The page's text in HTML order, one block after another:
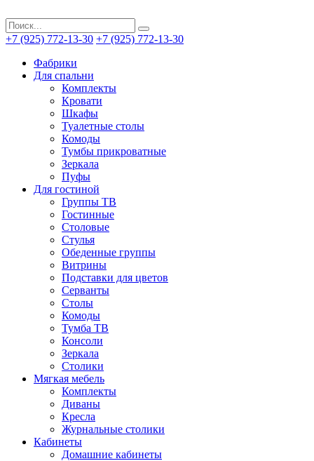
+7 (925) 772-13-30 +7 (925) 772-13-30
Фабрики
Для спальни
Комплекты
Кровати
Шкафы
Туалетные столы
Комоды
Тумбы прикроватные
Зеркала
Пуфы
Для гостиной
Группы ТВ
Гостинные
Столовые
Стулья
Обеденные группы
Витрины
Подставки для цветов
Серванты
Столы
Комоды
Тумба ТВ
Консоли
Зеркала
Столики
Мягкая мебель
Комплекты
Диваны
Кресла
Журнальные столики
Кабинеты
Домашние кабинеты